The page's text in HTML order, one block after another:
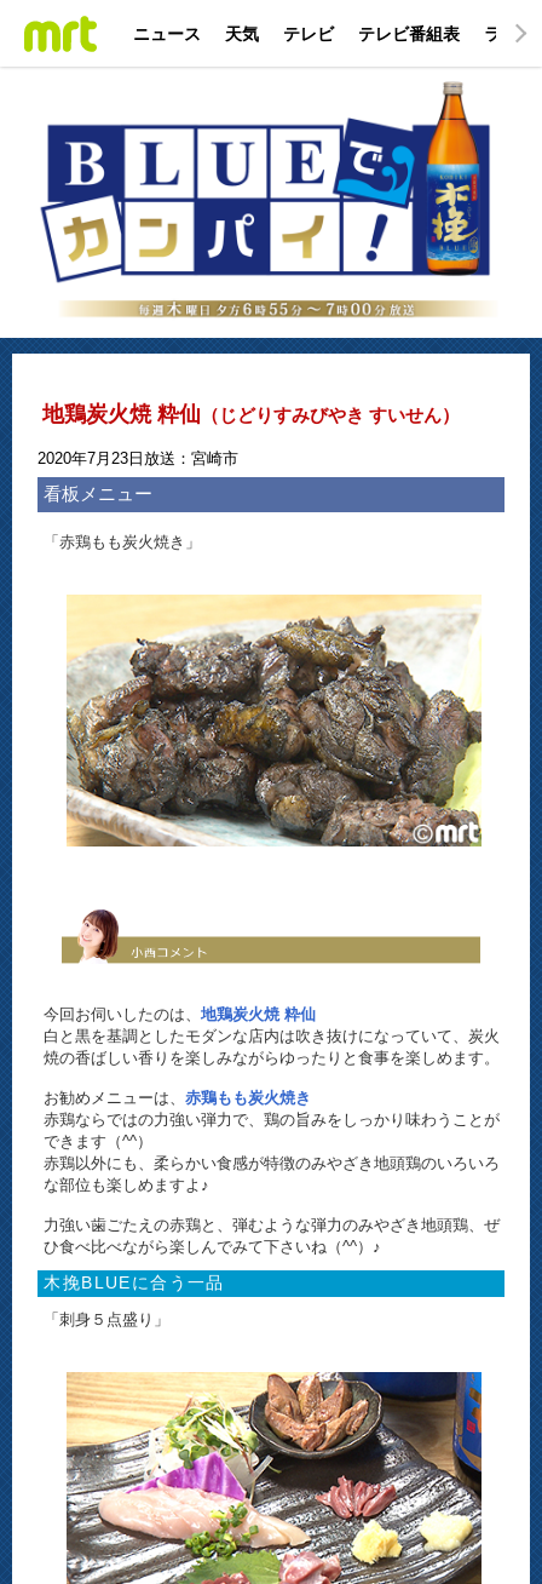
ニュース 天気 テレビ テレビ番組表 ラジオ
地鶏炭火焼 粋仙 （じどりすみびやき すいせん）
2020年7月23日放送：宮崎市
看板メニュー
「赤鶏もも炭火焼き」
今回お伺いしたのは、地鶏炭火焼 粋仙
白と黒を基調としたモダンな店内は吹き抜けになっていて、炭火
焼の香ばしい香りを楽しみながらゆったりと食事を楽しめます。
お勧めメニューは、赤鶏もも炭火焼き
赤鶏ならではの力強い弾力で、鶏の旨みをしっかり味わうことが
できます（^^）
赤鶏以外にも、柔らかい食感が特徴のみやざき地頭鶏のいろいろ
な部位も楽しめますよ♪
力強い歯ごたえの赤鶏と、弾むような弾力のみやざき地頭鶏、ぜ
ひ食べ比べながら楽しんでみて下さいね（^^）♪
木挽BLUEに合う一品
「刺身５点盛り」